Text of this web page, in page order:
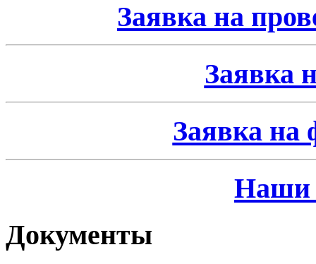
Заявка на
Заявка
Заявка на
Наши
Документы